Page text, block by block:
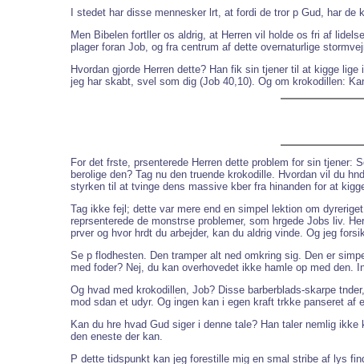
I stedet har disse mennesker lrt, at fordi de tror p Gud, har
Men Bibelen fortller os aldrig, at Herren vil holde os fri af
plager foran Job, og fra centrum af dette overnaturlige
Hvordan gjorde Herren dette? Han fik sin tjener til at kigge
jeg har skabt, svel som dig (Job 40,10). Og om krokodillen:
For det frste, prsenterede Herren dette problem for sin
berolige den? Tag nu den truende krokodille. Hvordan vil du
styrken til at tvinge dens massive kber fra hinanden for at
Tag ikke fejl; dette var mere end en simpel lektion om
reprsenterede de monstrse problemer, som hrgede Jobs liv.
prver og hvor hrdt du arbejder, kan du aldrig vinde. Og jeg
Se p flodhesten. Den tramper alt ned omkring sig. Den er
med foder? Nej, du kan overhovedet ikke hamle op med den.
Og hvad med krokodillen, Job? Disse barberblads-skarpe
mod sdan et udyr. Og ingen kan i egen kraft trkke panseret
Kan du hre hvad Gud siger i denne tale? Han taler nemlig
den eneste der kan.
P dette tidspunkt kan jeg forestille mig en smal stribe af lys